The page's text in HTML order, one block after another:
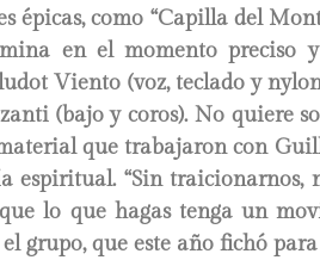
épicas, como “Capilla del
en el momento preciso
Viento (voz, teclado y
(bajo y coros). No quiere
que trabajaron con
espiritual. “Sin traicionarnos,
lo que hagas tenga un
el grupo, que este año fichó